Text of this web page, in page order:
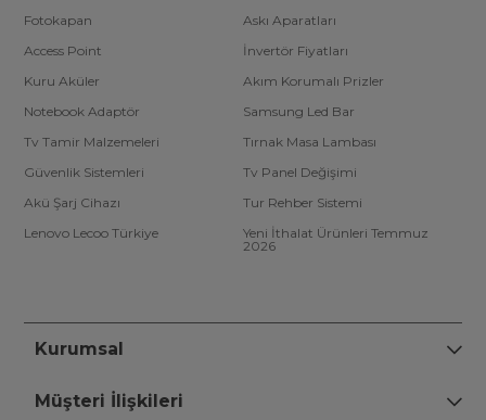
Fotokapan
Askı Aparatları
Access Point
İnvertör Fiyatları
Kuru Aküler
Akım Korumalı Prizler
Notebook Adaptör
Samsung Led Bar
Tv Tamir Malzemeleri
Tırnak Masa Lambası
Güvenlik Sistemleri
Tv Panel Değişimi
Akü Şarj Cihazı
Tur Rehber Sistemi
Lenovo Lecoo Türkiye
Yeni İthalat Ürünleri Temmuz
2026
Kurumsal
Müşteri İlişkileri